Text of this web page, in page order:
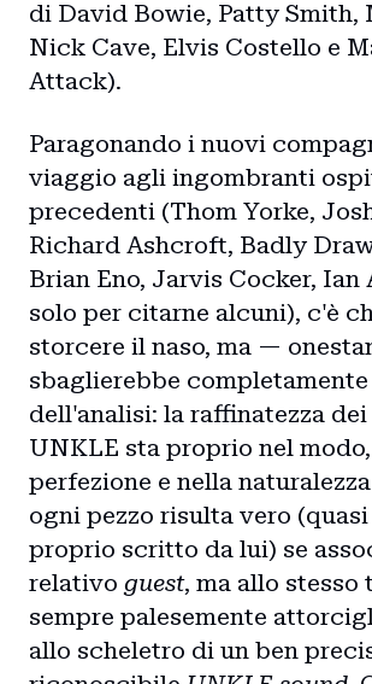
di David Bowie, Patty Smith,
Nick Cave, Elvis Costello e
Attack).
Paragonando i nuovi
viaggio agli ingombranti
precedenti (Thom Yorke,
Richard Ashcroft, Badly
Brian Eno, Jarvis Cocker,
solo per citarne alcuni), c'è
storcere il naso, ma —
sbaglierebbe
dell'analisi: la raffinatezza
UNKLE sta proprio nel
perfezione e nella
ogni pezzo risulta vero
proprio scritto da lui) se
relativo guest, ma allo stesso
sempre palesemente
allo scheletro di un ben